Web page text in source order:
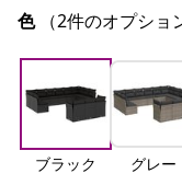
色 （2件のオプショ
ブラック グレー